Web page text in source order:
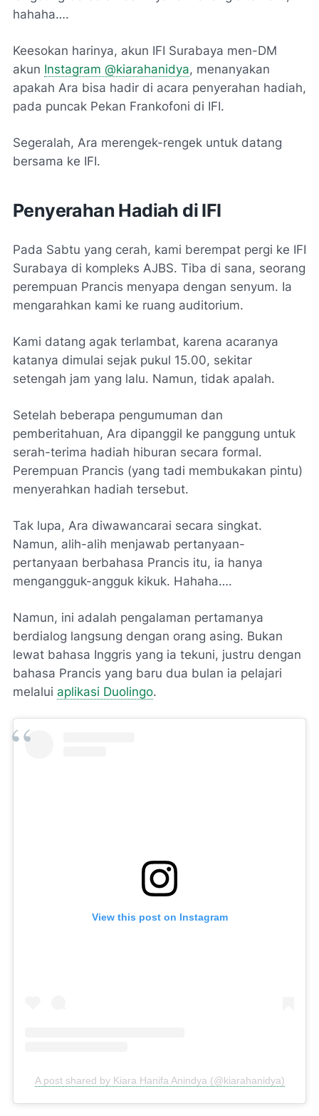
hahaha….
Keesokan harinya, akun IFI Surabaya men-DM
akun Instagram @kiarahanidya, menanyakan
apakah Ara bisa hadir di acara penyerahan hadiah,
pada puncak Pekan Frankofoni di IFI.
Segeralah, Ara merengek-rengek untuk datang
bersama ke IFI.
Penyerahan Hadiah di IFI
Pada Sabtu yang cerah, kami berempat pergi ke IFI
Surabaya di kompleks AJBS. Tiba di sana, seorang
perempuan Prancis menyapa dengan senyum. Ia
mengarahkan kami ke ruang auditorium.
Kami datang agak terlambat, karena acaranya
katanya dimulai sejak pukul 15.00, sekitar
setengah jam yang lalu. Namun, tidak apalah.
Setelah beberapa pengumuman dan
pemberitahuan, Ara dipanggil ke panggung untuk
serah-terima hadiah hiburan secara formal.
Perempuan Prancis (yang tadi membukakan pintu)
menyerahkan hadiah tersebut.
Tak lupa, Ara diwawancarai secara singkat.
Namun, alih-alih menjawab pertanyaan-
pertanyaan berbahasa Prancis itu, ia hanya
mengangguk-angguk kikuk. Hahaha….
Namun, ini adalah pengalaman pertamanya
berdialog langsung dengan orang asing. Bukan
lewat bahasa Inggris yang ia tekuni, justru dengan
bahasa Prancis yang baru dua bulan ia pelajari
melalui aplikasi Duolingo.
View this post on Instagram
A post shared by Kiara Hanifa Anindya (@kiarahanidya)